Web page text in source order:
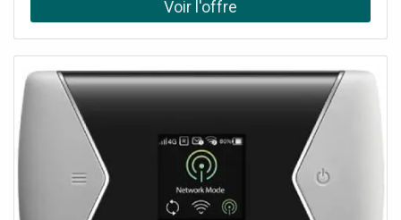
Clutch ont été pensées pour les amateurs de looks nudes
comme de looks plus audacieux et colorés. Quelle que
transporter partout et munies d'un petit pinceau pour
appliquer et estomper facilement les fards, c'est le nouvel
allié de tous vos makeup longue tenue.